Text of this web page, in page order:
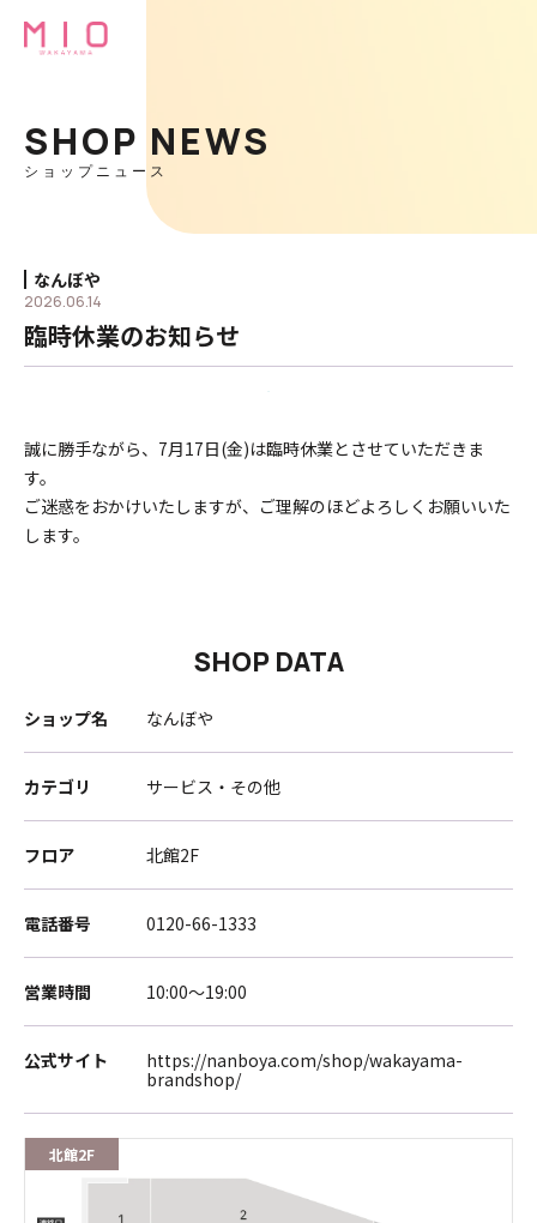
SHOP NEWS
ショップニュース
なんぼや
2026.06.14
臨時休業のお知らせ
誠に勝手ながら、7月17日(金)は臨時休業とさせていただきま
す。
ご迷惑をおかけいたしますが、ご理解のほどよろしくお願いいた
します。
SHOP DATA
ショップ名 なんぼや
カテゴリ サービス・その他
フロア 北館2F
電話番号 0120-66-1333
営業時間 10:00～19:00
公式サイト
https://nanboya.com/shop/wakayama-
brandshop/
北館2F